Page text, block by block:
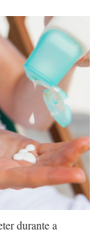
durante a